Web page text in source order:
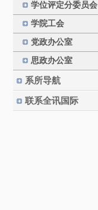
学位评定分委员会
学院工会
党政办公室
思政办公室
系所导航
联系全讯国际